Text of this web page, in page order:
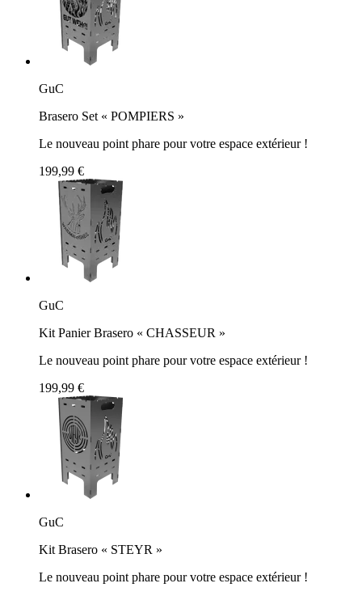
GuC
Brasero Set « POMPIERS »
Le nouveau point phare pour votre espace extérieur !
199,99 €
GuC
Kit Panier Brasero « CHASSEUR »
Le nouveau point phare pour votre espace extérieur !
199,99 €
GuC
Kit Brasero « STEYR »
Le nouveau point phare pour votre espace extérieur !